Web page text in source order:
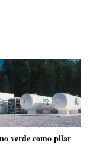
verde como pilar